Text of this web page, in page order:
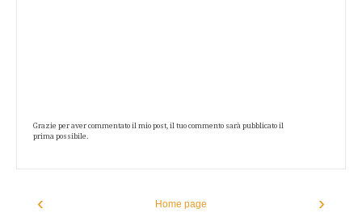
Grazie per aver commentato il mio post, il tuo commento sarà pubblicato il
prima possibile.
‹ ›
Home page